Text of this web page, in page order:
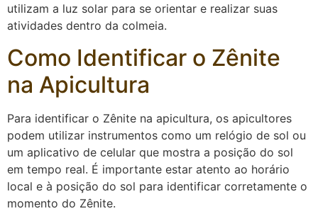
utilizam a luz solar para se orientar e realizar suas
atividades dentro da colmeia.
Como Identificar o Zênite
na Apicultura
Para identificar o Zênite na apicultura, os apicultores
podem utilizar instrumentos como um relógio de sol ou
um aplicativo de celular que mostra a posição do sol
em tempo real. É importante estar atento ao horário
local e à posição do sol para identificar corretamente o
momento do Zênite.